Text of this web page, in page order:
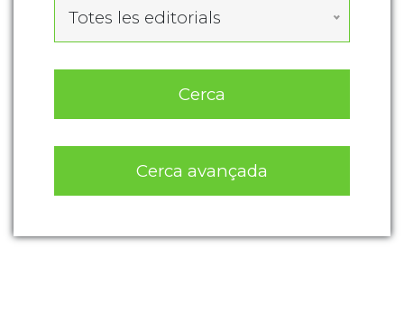
Totes les editorials
Cerca
Cerca avançada